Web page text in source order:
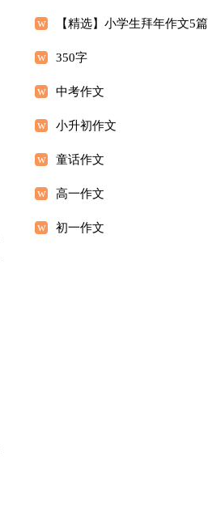
【精选】小学生拜年作文5篇
350字
中考作文
小升初作文
童话作文
高一作文
初一作文